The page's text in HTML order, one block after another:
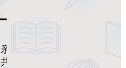
亲子
共
一
章，